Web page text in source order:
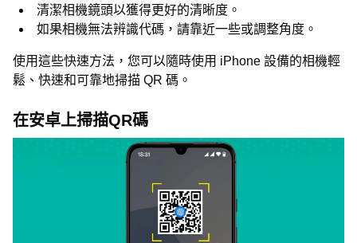
清潔相機鏡頭以獲得更好的清晰度。
如果相機無法辨識代碼，請靠近一些或調整角度。
使用這些快速方法，您可以隨時使用 iPhone 設備的相機輕
鬆、快速和可靠地掃描 QR 碼。
在安卓上掃描QR碼